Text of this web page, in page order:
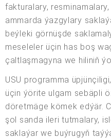
fakturalary,
ammarda ýazgylary
beýleki görnüşde
meseleler üçin has boş
çaltlaşmagyna we hiliniň
USU programma
üçin ýörite ulgam sebäpli
döretmäge kömek edýär.
şol sanda ileri tutmalary,
saklaýar we buýrugyň